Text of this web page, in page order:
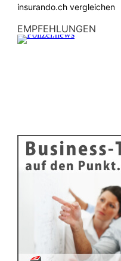
insurando.ch vergleichen
EMPFEHLUNGEN